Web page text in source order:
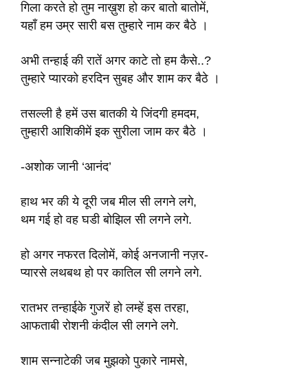
गिला करते हो तुम नाख़ुश हो कर बातो बातोमें,
यहाँ हम उम्र सारी बस तुम्हारे नाम कर बैठे ।
अभी तन्हाई की रातें अगर काटे तो हम कैसे..?
तुम्हारे प्यारको हरदिन सुबह और शाम कर बैठे ।
तसल्ली है हमें उस बातकी ये जिंदगी हमदम,
तुम्हारी आशिकीमें इक सुरीला जाम कर बैठे ।
-अशोक जानी ‘आनंद’
हाथ भर की ये दूरी जब मील सी लगने लगे,
थम गई हो वह घडी बोझिल सी लगने लगे.
हो अगर नफरत दिलोमें, कोई अनजानी नज़र-
प्यारसे लथबथ हो पर कातिल सी लगने लगे.
रातभर तन्हाईके गुजरें हो लम्हें इस तरहा,
आफताबी रोशनी कंदील सी लगने लगे.
शाम सन्नाटेकी जब मुझको पुकारे नामसे,